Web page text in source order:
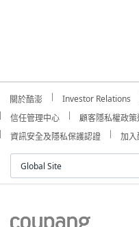
關於酷澎 Investor Relations
信任管理中心
顧客隱私權政策
資訊安全及隱私保護認證
加入
Global Site